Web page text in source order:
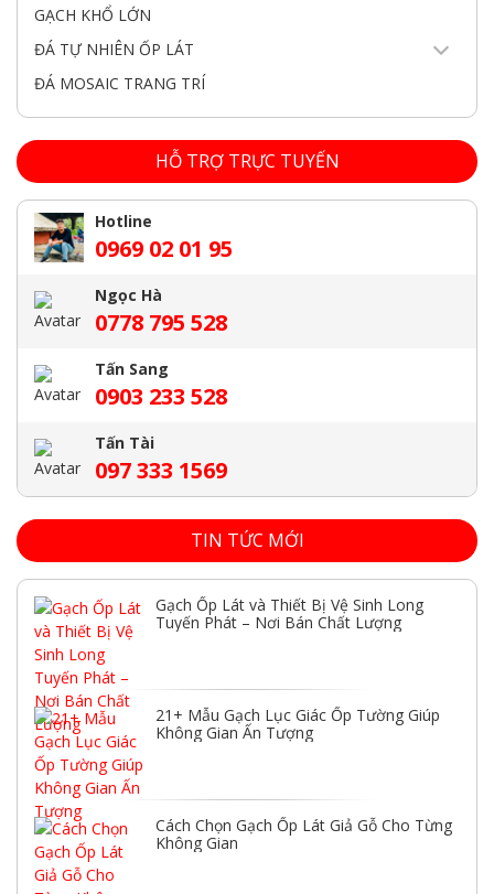
GẠCH KHỔ LỚN
ĐÁ TỰ NHIÊN ỐP LÁT
ĐÁ MOSAIC TRANG TRÍ
HỖ TRỢ TRỰC TUYẾN
Hotline
0969 02 01 95
Ngọc Hà
0778 795 528
Tấn Sang
0903 233 528
Tấn Tài
097 333 1569
TIN TỨC MỚI
Gạch Ốp Lát và Thiết Bị Vệ Sinh Long
Tuyến Phát – Nơi Bán Chất Lượng
21+ Mẫu Gạch Lục Giác Ốp Tường Giúp
Không Gian Ấn Tượng
Cách Chọn Gạch Ốp Lát Giả Gỗ Cho Từng
Không Gian